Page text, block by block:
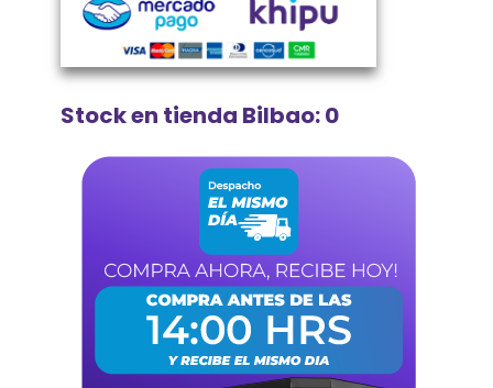
Stock en tienda Bilbao: 0